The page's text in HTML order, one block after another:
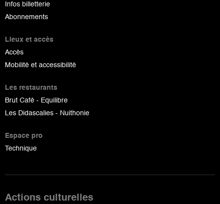
Infos billetterie
Abonnements
Lieux et accès
Accès
Mobilité et accessibilité
Les restaurants
Brut Café - Equilibre
Les Didascalies - Nuithonie
Espace pro
Technique
Actions culturelles